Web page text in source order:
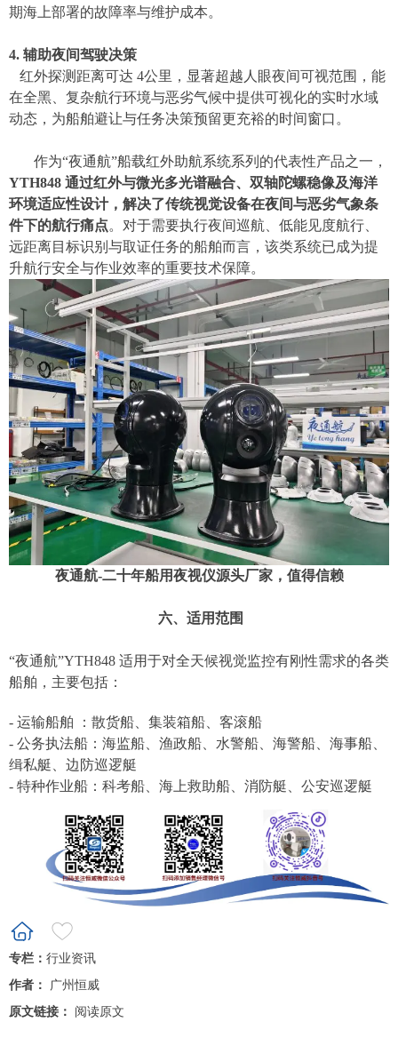
期海上部署的故障率与维护成本。
4. 辅助夜间驾驶决策
红外探测距离可达 4公里，显著超越人眼夜间可视范围， 能
在全黑、复杂航行环境与恶劣气候中提供可视化的实时水域
动态， 为船舶避让与任务决策预留更充裕的时间窗口。
作为“夜通航”船载红外助航系统系列 的代表性产品之一 ，
YTH848 通过红外与微光多光谱融合、 双轴陀螺稳像及海洋
环境适应性设计，解决了传统视觉设备在夜间与恶劣气象条
件下的航行痛点。对于需要执行夜间巡航、低能见度航行、
远距离目标识别与取证任务的船舶而言，该类系统已成为提
升航行安全与作业效率的重要技术保障。
夜通航-二十年船用夜视仪源头厂家，值得信赖
六、适用范围
“夜通航”YTH848 适用于对全天候视觉监控有刚性需求的各类
船舶，主要包括：
- 运输船舶
：散货船、集装箱船、客滚船
- 公务执法船：海监船、渔政船、水警船、海警船、海事船、
缉私艇、边防巡逻艇
- 特种作业船：科考船、海上救助船、消防艇、公安巡逻艇
专栏： 行业资讯
作者：
广州恒威
原文链接：
阅读原文